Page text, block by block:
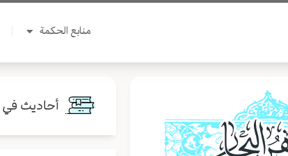
منابع الحكمة
أحاديث